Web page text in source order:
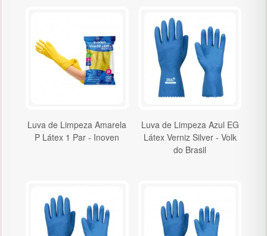
Luva de Limpeza Amarela
P Látex 1 Par - Inoven
Luva de Limpeza Azul EG
Látex Verniz Silver - Volk
do Brasil